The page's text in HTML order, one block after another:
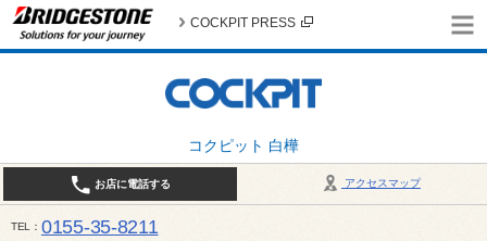
コクピット 白樺
COCKPIT PRESS
アクセスマップ
お店に電話する
TEL 0155-35-8211